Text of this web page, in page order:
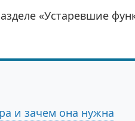
«Устаревшие
и зачем она нужна